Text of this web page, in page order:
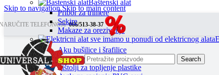
Skip to navigationSkip to main content
TELEFONOM066/513-38-37
Search
Baštenski alat
Pribor za trimere
Sekire
Makaze za orezivanje
Aku bušilice i šrafilice
Brusilice
Pištolji za topljenje plastike